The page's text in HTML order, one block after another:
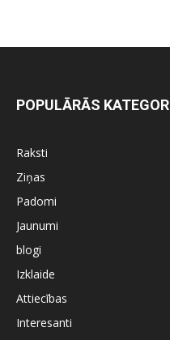
POPULĀRĀS
Raksti
Ziņas
Padomi
Jaunumi
blogi
Izklaide
Attiecības
Interesanti